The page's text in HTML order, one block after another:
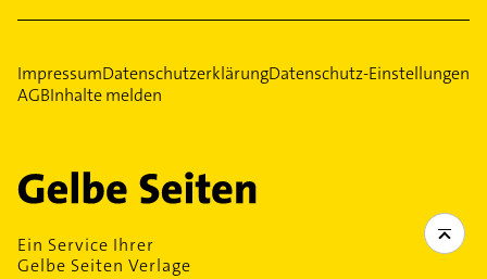
ImpressumDatenschutzerklärungDatenschutz-Einstellungen
AGBInhalte melden
Ein Service Ihrer
Gelbe Seiten Verlage